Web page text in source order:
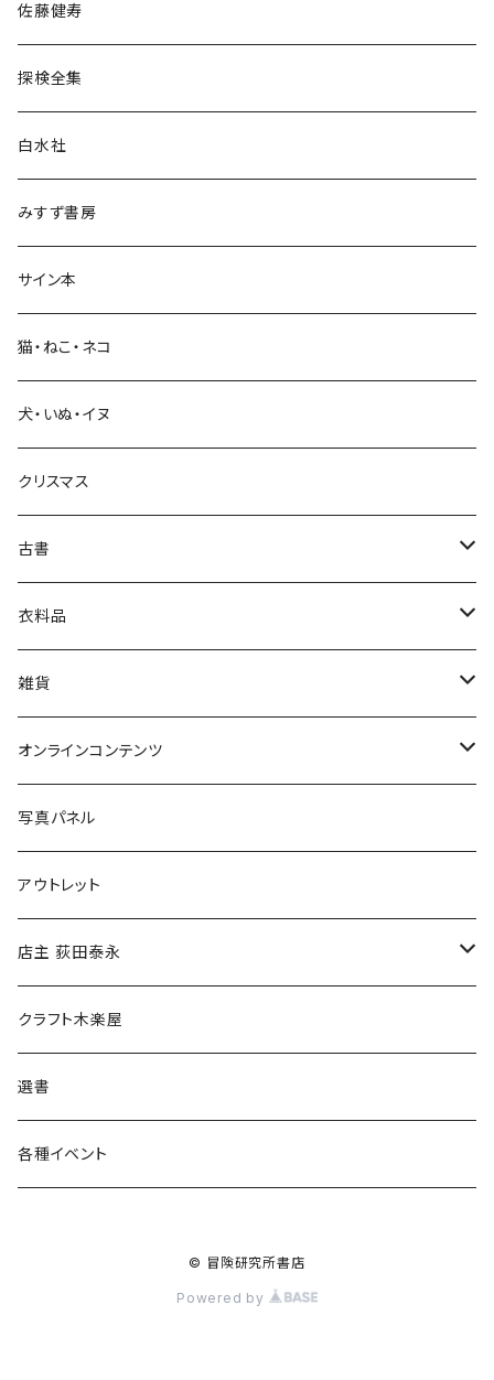
民族・風習
言語・ことば
生活・暮らし
芸術・絵画・写真
絵本・児童書
娯楽・エンターテインメント
佐藤健寿
探検全集
白水社
みすず書房
サイン本
猫・ねこ・ネコ
犬・いぬ・イヌ
クリスマス
古書
古書セット
美術
衣料品
POLEWARDS
Tシャツ
雑貨
バッグ
ブックカバー
マグカップ
傘
食料品
その他
オンラインコンテンツ
冒険クロストーク
写真パネル
アウトレット
店主 荻田泰永
書籍
ウェア
クラフト木楽屋
選書
各種イベント
© 冒険研究所書店
Powered by